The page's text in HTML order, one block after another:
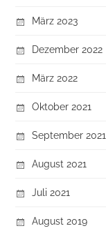
März 2023
Dezember 2022
März 2022
Oktober 2021
September 2021
August 2021
Juli 2021
August 2019